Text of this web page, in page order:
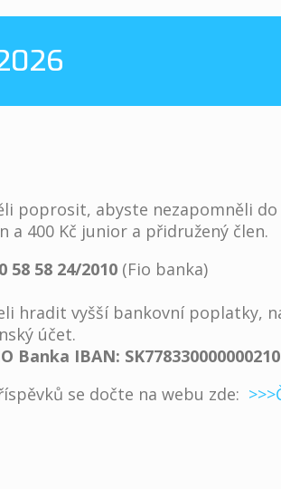
poprosit, abyste nezapomněli
a 400 Kč junior a přidružený člen.
58 58 24/2010 (Fio banka)
hradit vyšší bankovní poplatky,
účet.
Banka IBAN:
se dočte na webu zde: